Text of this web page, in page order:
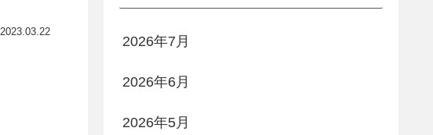
2023.03.22
2026年7月
2026年6月
2026年5月